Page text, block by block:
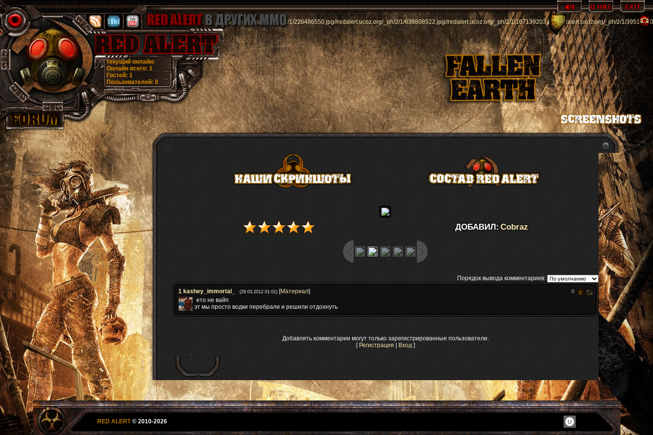
//redalert.ucoz.org/_ph/2/1/226486550.jpg//redalert.ucoz.org/_ph/2/1/639808522.jpg//redalert.ucoz.org/_ph/2/1/167139203.jpg//redalert.ucoz.org/_ph/2/1/
Онлайн всего: 1
Гостей: 1
Пользователей: 0
текущий онлайн:
ДОБАВИЛ: Cobraz
Порядок вывода комментариев:
0
1 kashey_immortal_ (29.03.2012 01:01)[Материал]
ето не вайп
эт мы просто водки перебрали и решили отдохнуть
Добавлять комментарии могут только зарегистрированные пользователи.
[ Регистрация Вход]
RED ALERT © 2010-2026